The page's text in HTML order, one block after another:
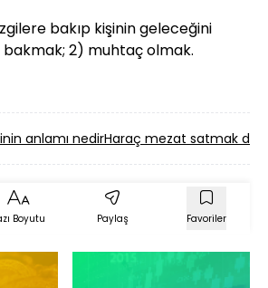
bakıp kişinin geleceğini
bakmak; 2) muhtaç olmak.
anlamı nedirHaraç mezat satmak
Boyutu Paylaş Favoriler